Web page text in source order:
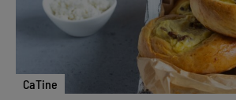
CaTine